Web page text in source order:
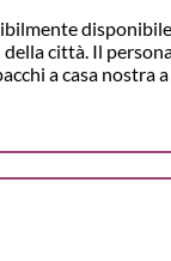
città. Il
a casa nostra